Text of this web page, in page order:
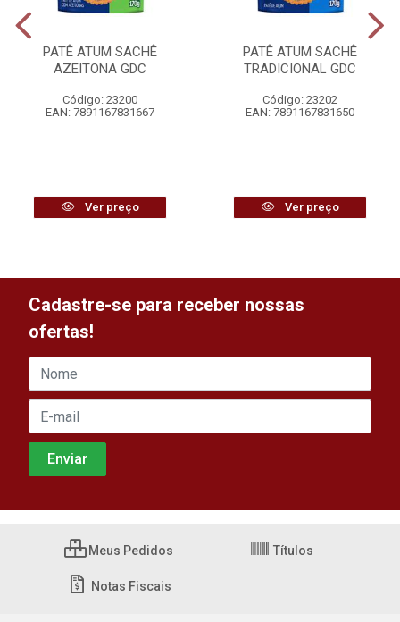
PATÊ ATUM SACHÊ
AZEITONA GDC
Código: 23200
EAN: 7891167831667
Ver preço
PATÊ ATUM SACHÊ
TRADICIONAL GDC
Código: 23202
EAN: 7891167831650
Ver preço
Cadastre-se para receber nossas
ofertas!
Meus Pedidos Títulos
Notas Fiscais